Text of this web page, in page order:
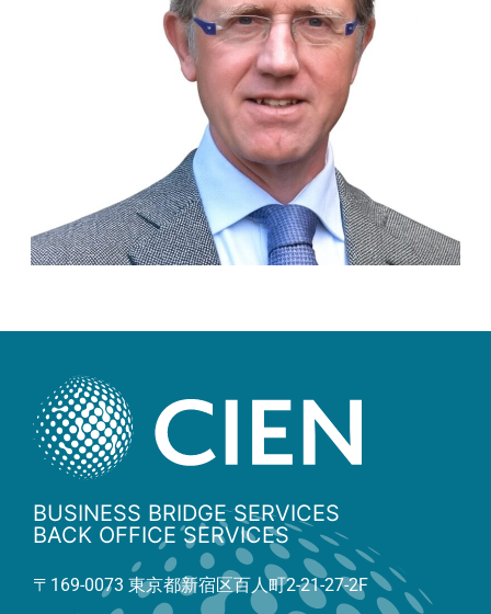
BUSINESS BRIDGE SERVICES
BACK OFFICE SERVICES
〒169-0073 東京都新宿区百人町2-21-27-2F